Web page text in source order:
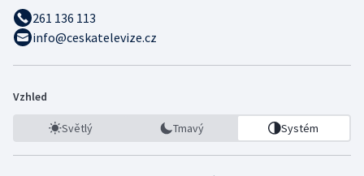
261 136 113
info@ceskatelevize.cz
Vzhled
Světlý Tmavý Systém